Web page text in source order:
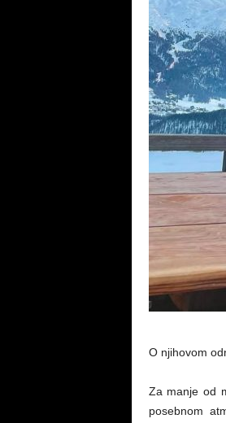
O njihovom
Za manje od
posebnom